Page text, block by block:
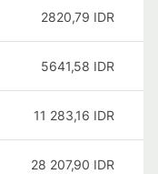
2820,79 IDR
5641,58 IDR
11 283,16 IDR
28 207,90 IDR